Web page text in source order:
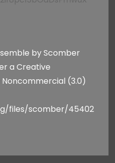
by Scomber
a Creative
(3.0)
files/scomber/45402